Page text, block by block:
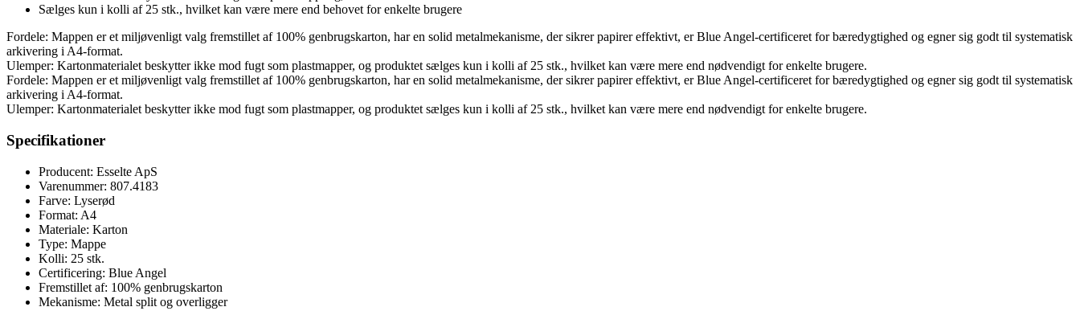
Sælges kun i kolli af 25 stk., hvilket kan være mere end behovet for enkelte brugere
Fordele: Mappen er et miljøvenligt valg fremstillet af 100% genbrugskarton, har en solid metalmekanisme, der sikrer papirer effektivt, er Blue Angel-certificeret for bæredygtighed og egner sig godt til systematisk
arkivering i A4-format.
Ulemper: Kartonmaterialet beskytter ikke mod fugt som plastmapper, og produktet sælges kun i kolli af 25 stk., hvilket kan være mere end nødvendigt for enkelte brugere.
Fordele: Mappen er et miljøvenligt valg fremstillet af 100% genbrugskarton, har en solid metalmekanisme, der sikrer papirer effektivt, er Blue Angel-certificeret for bæredygtighed og egner sig godt til systematisk
arkivering i A4-format.
Ulemper: Kartonmaterialet beskytter ikke mod fugt som plastmapper, og produktet sælges kun i kolli af 25 stk., hvilket kan være mere end nødvendigt for enkelte brugere.
Specifikationer
Producent: Esselte ApS
Varenummer: 807.4183
Farve: Lyserød
Format: A4
Materiale: Karton
Type: Mappe
Kolli: 25 stk.
Certificering: Blue Angel
Fremstillet af: 100% genbrugskarton
Mekanisme: Metal split og overligger